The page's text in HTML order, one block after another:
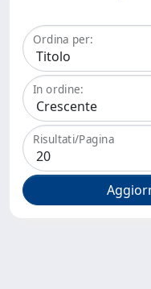
Ordina per:
In ordine:
Risultati/Pagina